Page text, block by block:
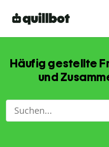
Häufig gestellte
und